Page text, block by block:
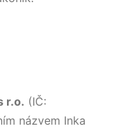
r.o. (IČ:
názvem Inka